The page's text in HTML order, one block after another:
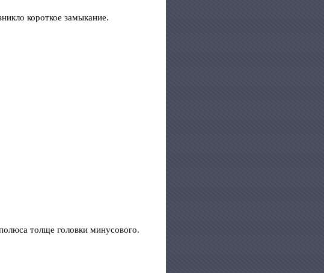
короткое замыкание.
толще головки минусового.